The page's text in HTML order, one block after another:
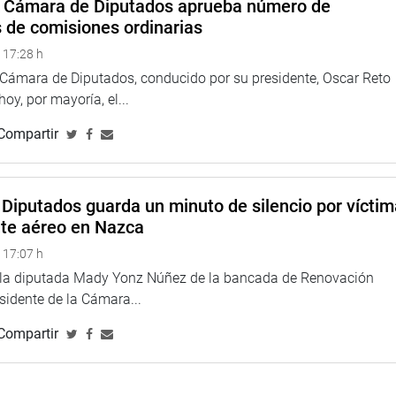
Molinos, junto a su alcalde, Jorge Daniel Pérez Hernández
río Ica, en previsión a posibles desbordes ante la llegada
Vargas, llegó hasta Huarmey y fiscalizó la
Cámara de Diputados aprueba número de
comisiones ordinarias
h
de Diputados, conducido por su presidente, Oscar Reto
por mayoría, el...
guarda un minuto de silencio por
aéreo en Nazca
h
diputada Mady Yonz Núñez de la bancada de Renovación
de la Cámara...